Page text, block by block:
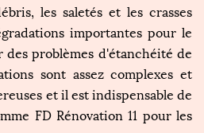
les saletés et les crasses
importantes pour le
problèmes d'étanchéité de
sont assez complexes et
et il est indispensable de
FD Rénovation 11 pour les